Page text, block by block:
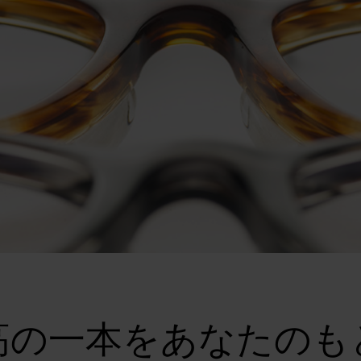
の一本をあなたのも